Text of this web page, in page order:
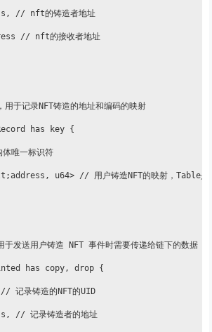
// nft的铸造者地址
// nft的接收者地址
于记录NFT铸造的地址和编码的映射
has key {
唯一标识符
u64> // 用户铸造NFT的映射，Table是一
发送用户铸造 NFT 事件时需要传递给链下的数据
has copy, drop {
记录铸造的NFT的UID
// 记录铸造者的地址